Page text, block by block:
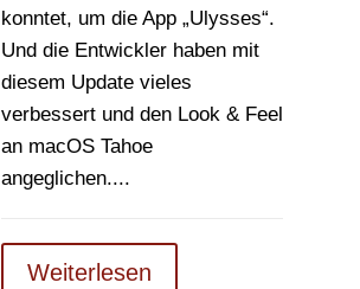
konntet, um die App „Ulysses“.
Und die Entwickler haben mit
diesem Update vieles
verbessert und den Look & Feel
an macOS Tahoe
angeglichen....
Weiterlesen